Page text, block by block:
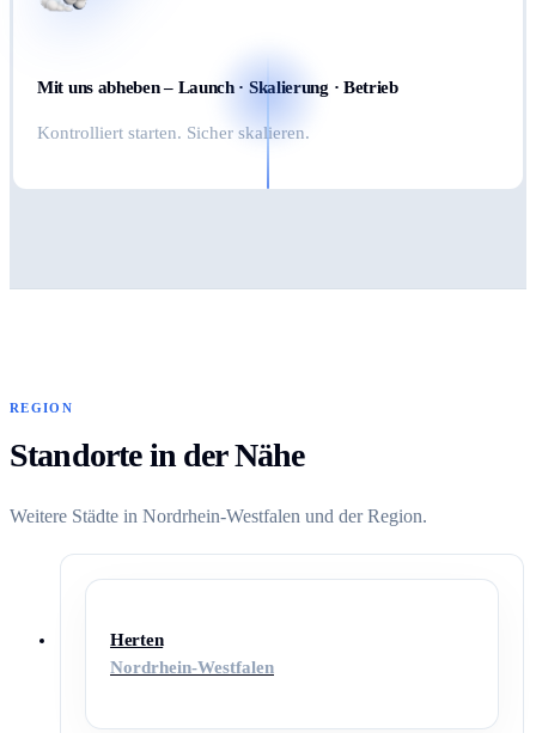
Mit uns abheben – Launch · Skalierung · Betrieb
Kontrolliert starten. Sicher skalieren.
REGION
Standorte in der Nähe
Weitere Städte in Nordrhein-Westfalen und der Region.
Herten
Nordrhein-Westfalen